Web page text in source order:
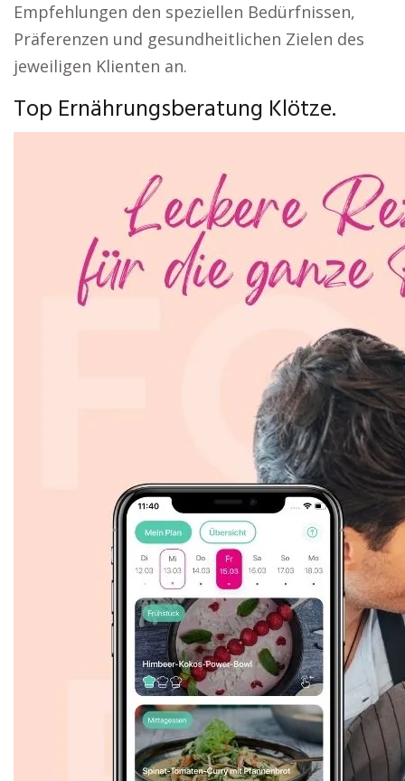
Empfehlungen den speziellen Bedürfnissen,
Präferenzen und gesundheitlichen Zielen des
jeweiligen Klienten an.
Top Ernährungsberatung Klötze.